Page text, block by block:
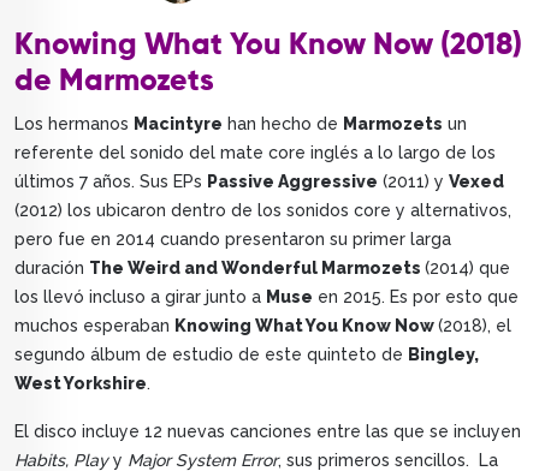
Knowing What You Know Now (2018)
de Marmozets
Los hermanos Macintyre han hecho de Marmozets un
referente del sonido del mate core inglés a lo largo de los
últimos 7 años. Sus EPs Passive Aggressive (2011) y Vexed
(2012) los ubicaron dentro de los sonidos core y alternativos,
pero fue en 2014 cuando presentaron su primer larga
duración The Weird and Wonderful Marmozets (2014) que
los llevó incluso a girar junto a Muse en 2015. Es por esto que
muchos esperaban Knowing What You Know Now(2018), el
segundo álbum de estudio de este quinteto de Bingley,
West Yorkshire.
El disco incluye 12 nuevas canciones entre las que se incluyen
Habits, Playy Major System Error, sus primeros sencillos. La